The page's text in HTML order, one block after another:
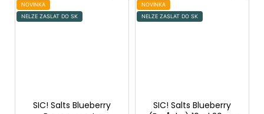
NOVINKA
NELZE ZASLAT DO SK
SIC! Salts Blueberry
NOVINKA
NELZE ZASLAT DO SK
SIC! Salts Blueberry